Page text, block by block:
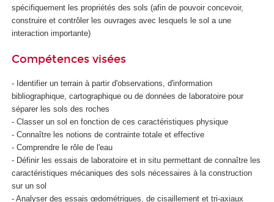
spécifiquement les propriétés des sols (afin de pouvoir concevoir,
construire et contrôler les ouvrages avec lesquels le sol a une
interaction importante)
Compétences visées
- Identifier un terrain à partir d'observations, d'information
bibliographique, cartographique ou de données de laboratoire pour
séparer les sols des roches
- Classer un sol en fonction de ces caractéristiques physique
- Connaître les notions de contrainte totale et effective
- Comprendre le rôle de l'eau
- Définir les essais de laboratoire et in situ permettant de connaître les
caractéristiques mécaniques des sols nécessaires à la construction
sur un sol
- Analyser des essais œdométriques, de cisaillement et tri-axiaux